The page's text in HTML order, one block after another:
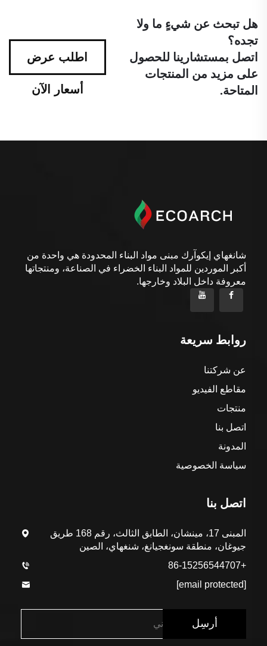
هل تبحث عن شيءٍ ما ولا
تجده؟
اتصل بمستشارينا للحصول
على مزيد من المنتجات
المتاحة.
اطلب عرض
أسعار الآن
شانغهاي إيكوآرك مبنى مواد البناء المحدودة هي واحدة من
أكبر الموردين للمواد البناء الخضراء في الصناعة، ومنتجاتها
معروفة داخل البلاد وخارجها.
روابط سريعة
عن شركتنا
مقاطع الفيديو
منتجات
اتصل بنا
المدونة
سياسة الخصوصية
اتصل بنا
المبنى 17، مينشان، الطابق الثالث، رقم 168 طريق
جيوغان، منطقة سونغجيانغ، شنغهاي، الصين
+86-15256544707
[email protected]
أرسِل